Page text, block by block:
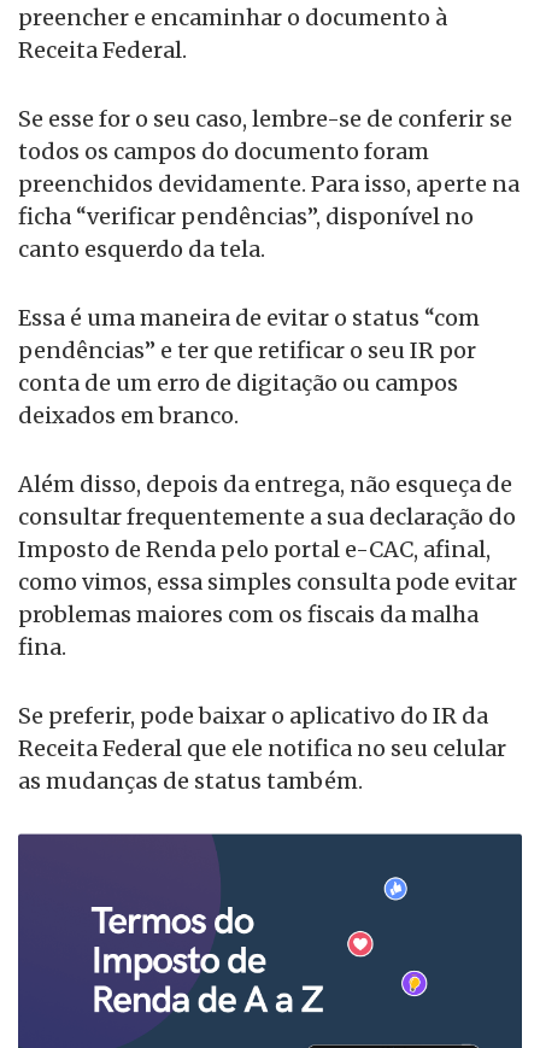
preencher e encaminhar o documento à
Receita Federal.
Se esse for o seu caso, lembre-se de conferir se
todos os campos do documento foram
preenchidos devidamente. Para isso, aperte na
ficha “verificar pendências”, disponível no
canto esquerdo da tela.
Essa é uma maneira de evitar o status “com
pendências” e ter que retificar o seu IR por
conta de um erro de digitação ou campos
deixados em branco.
Além disso, depois da entrega, não esqueça de
consultar frequentemente a sua declaração do
Imposto de Renda pelo portal e-CAC, afinal,
como vimos, essa simples consulta pode evitar
problemas maiores com os fiscais da malha
fina.
Se preferir, pode baixar o aplicativo do IR da
Receita Federal que ele notifica no seu celular
as mudanças de status também.